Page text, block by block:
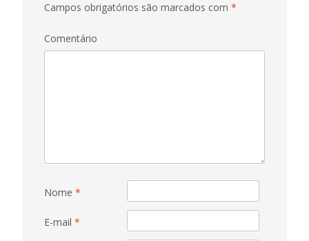
Campos obrigatórios são marcados com *
Comentário
Nome *
E-mail *